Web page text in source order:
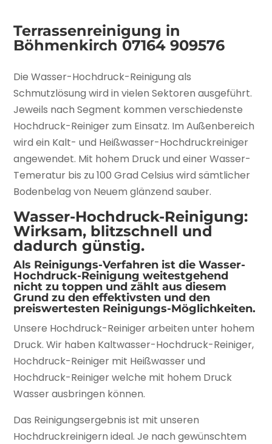
Terrassenreinigung in
Böhmenkirch 07164 909576
Die Wasser-Hochdruck-Reinigung als
Schmutzlösung wird in vielen Sektoren ausgeführt.
Jeweils nach Segment kommen verschiedenste
Hochdruck-Reiniger zum Einsatz. Im Außenbereich
wird ein Kalt- und Heißwasser-Hochdruckreiniger
angewendet. Mit hohem Druck und einer Wasser-
Temeratur bis zu 100 Grad Celsius wird sämtlicher
Bodenbelag von Neuem glänzend sauber.
Wasser-Hochdruck-Reinigung:
Wirksam, blitzschnell und
dadurch günstig.
Als Reinigungs-Verfahren ist die Wasser-
Hochdruck-Reinigung weitestgehend
nicht zu toppen und zählt aus diesem
Grund zu den effektivsten und den
preiswertesten Reinigungs-Möglichkeiten.
Unsere Hochdruck-Reiniger arbeiten unter hohem
Druck. Wir haben Kaltwasser-Hochdruck-Reiniger,
Hochdruck-Reiniger mit Heißwasser und
Hochdruck-Reiniger welche mit hohem Druck
Wasser ausbringen können.
Das Reinigungsergebnis ist mit unseren
Hochdruckreinigern ideal. Je nach gewünschtem